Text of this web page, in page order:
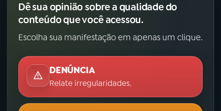
Dê sua opinião sobre a qualidade do
conteúdo que você acessou.
Escolha sua manifestação em apenas um clique.
DENÚNCIA
Relate irregularidades.